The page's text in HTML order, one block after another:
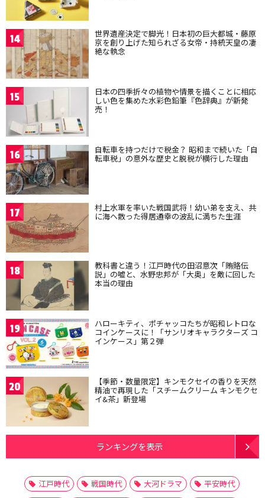
14 世界遺産決定で脚光！日本初の巨大都城・藤原
京を創り上げた知られざる女帝・持統天皇の凄
絶な執念
15 日本の四季折々の植物や情景を描くことに相応
しい色を集めた水彩色鉛筆『色辞典』が新発
売！
16 自転車を持つだけで税金？ 昭和まで続いた「自
転車税」の意外な歴史と脱税が横行した理由
17 村上水軍を率いた戦国武将！幼い弟を支え、共
に海へ散った得居通幸の波乱に満ちた生涯
18 教科書と違う！江戸時代の田沼意次「賄賂伝
説」の嘘と、水野忠邦が「大奥」を敵に回した
本当の理由
19 ハローキティ、ポチャッコたちが昭和レトロな
コインケースに！「サンリオキャラクターズ コ
インケース」第２弾
20 【季節・数量限定】キンモクセイの香りを天然
精油で再現した「スチームクリーム キンモクセ
イ&茶」新登場
ランキングを表示
江戸時代 戦国時代 大河ドラマ
平安時代